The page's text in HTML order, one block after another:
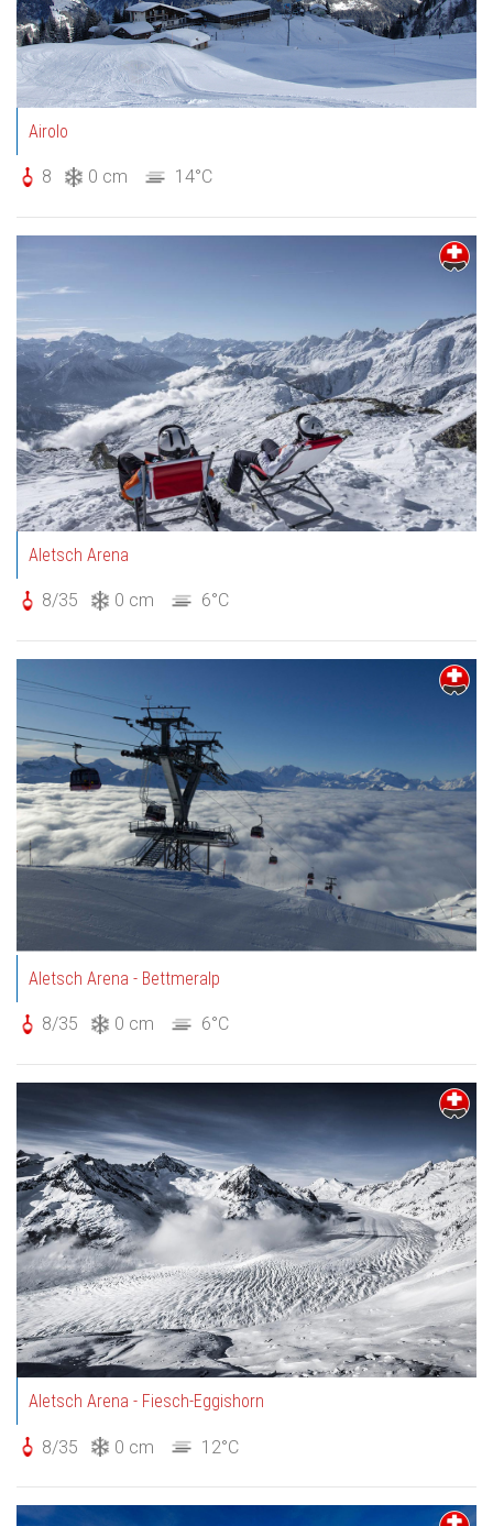
Airolo
8 0 cm 14°C
Aletsch Arena
8/35 0 cm 6°C
Aletsch Arena - Bettmeralp
8/35 0 cm 6°C
Aletsch Arena - Fiesch-Eggishorn
8/35 0 cm 12°C